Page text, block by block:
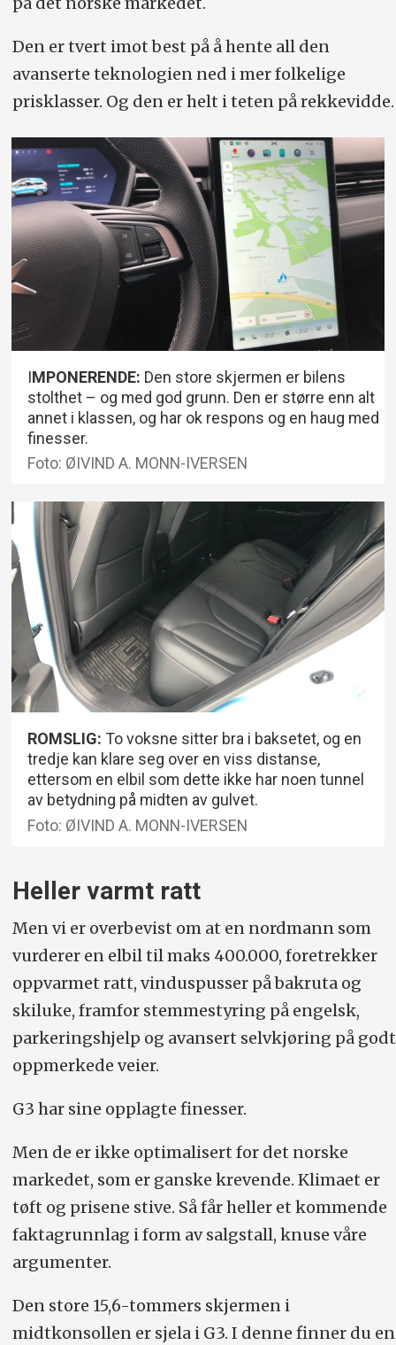
Den er tvert imot best på å hente all den
avanserte teknologien ned i mer folkelige
prisklasser. Og den er helt i teten på rekkevidde.
IMPONERENDE: Den store skjermen er bilens
stolthet – og med god grunn. Den er større enn alt
annet i klassen, og har ok respons og en haug med
finesser.
Foto: ØIVIND A. MONN-IVERSEN
ROMSLIG: To voksne sitter bra i baksetet, og en
tredje kan klare seg over en viss distanse,
ettersom en elbil som dette ikke har noen tunnel
av betydning på midten av gulvet.
Foto: ØIVIND A. MONN-IVERSEN
Heller varmt ratt
Men vi er overbevist om at en nordmann som
vurderer en elbil til maks 400.000, foretrekker
oppvarmet ratt, vinduspusser på bakruta og
skiluke, framfor stemmestyring på engelsk,
parkeringshjelp og avansert selvkjøring på godt
oppmerkede veier.
G3 har sine opplagte finesser.
Men de er ikke optimalisert for det norske
markedet, som er ganske krevende. Klimaet er
tøft og prisene stive. Så får heller et kommende
faktagrunnlag i form av salgstall, knuse våre
argumenter.
Den store 15,6-tommers skjermen i
midtkonsollen er sjela i G3. I denne finner du en